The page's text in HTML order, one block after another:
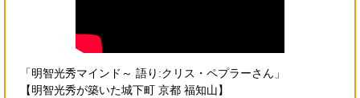
「明智光秀マインド～ 語り:クリス・ペプラーさん」
【明智光秀が築いた城下町 京都 福知山】